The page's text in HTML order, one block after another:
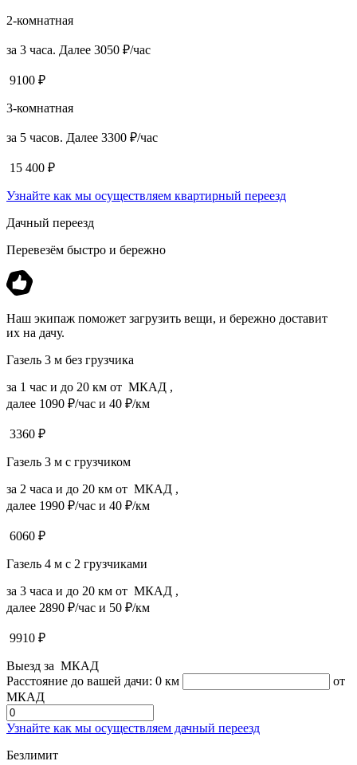
2-комнатная
за 3 часа. Далее 3050 ₽/час
9100 ₽
3-комнатная
за 5 часов. Далее 3300 ₽/час
15 400 ₽
Узнайте как мы осуществляем квартирный переезд
Дачный переезд
Перевезём быстро и бережно
Наш экипаж поможет загрузить вещи, и бережно доставит
их на дачу.
Газель 3 м без грузчика
за 1 час и до 20 км от МКАД ,
далее 1090 ₽/час и 40 ₽/км
3360 ₽
Газель 3 м с грузчиком
за 2 часа и до 20 км от МКАД ,
далее 1990 ₽/час и 40 ₽/км
6060 ₽
Газель 4 м с 2 грузчиками
за 3 часа и до 20 км от МКАД ,
далее 2890 ₽/час и 50 ₽/км
9910 ₽
Выезд за МКАД
Расстояние до вашей дачи: 0 км
от
МКАД
Узнайте как мы осуществляем дачный переезд
Безлимит